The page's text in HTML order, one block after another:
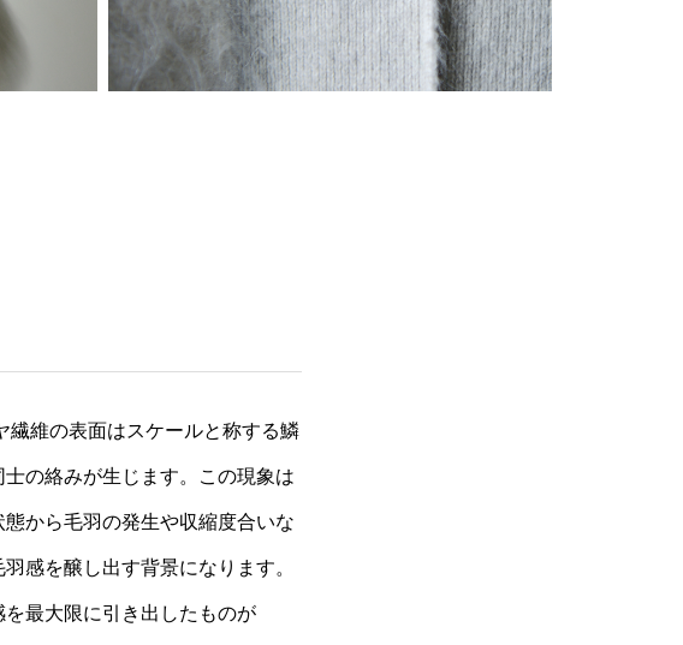
繊維の表面はスケールと称する鱗
の絡みが生じます。この現象は
から毛羽の発生や収縮度合いな
感を醸し出す背景になります。
最大限に引き出したものが